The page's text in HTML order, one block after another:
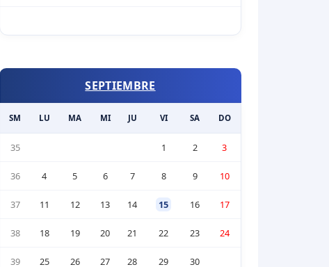
SEPTIEMBRE
SM LU MA MI JU VI SA DO
35 1 2 3
36 4 5 6 7 8 9 10
37 11 12 13 14 15 16 17
38 18 19 20 21 22 23 24
39 25 26 27 28 29 30